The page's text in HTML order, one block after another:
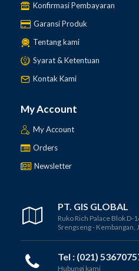
Konfirmasi Pembayaran
Garansi Produk
Tentang kami
Syarat & Ketentuan
Kontak Kami
My Account
My Account
Orders
Newsletter
PT. GIS GLOBAL
Ruko Rich Palace Blok D-
Srengseng - Kembangan,
Tel : (021)
Hubungi kami